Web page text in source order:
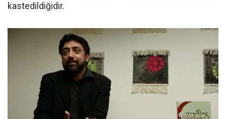
kastedildiğidir.